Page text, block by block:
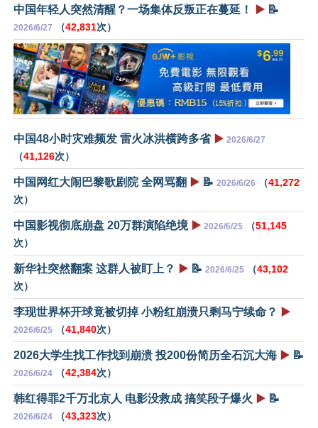
中国年轻人突然清醒？一场集体反叛正在蔓延！ ▶️ 📝
2026/6/27 （42,831次）
中国48小时灾难频发 雷火冰洪横跨多省 ▶️ 2026/6/27
（41,126次）
中国网红大闹巴黎歌剧院 全网骂翻 ▶️ 📝 2026/6/26 （41,272
次）
中国影视彻底崩盘 20万群演陷绝境 ▶️ 2026/6/25 （51,145
次）
新华社突然翻案 这群人被盯上？ ▶️ 📝 2026/6/25 （43,102
次）
李现世界杯开球竟被切掉 小粉红崩溃只剩马宁续命？ ▶️
2026/6/25 （41,840次）
2026大学生找工作找到崩溃 投200份简历全石沉大海 ▶️ 📝
2026/6/24 （42,384次）
韩红得罪2千万北京人 电影没救成 搞笑段子爆火 ▶️ 📝
2026/6/24 （43,323次）